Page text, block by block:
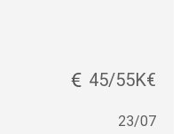
45/55K€
23/07